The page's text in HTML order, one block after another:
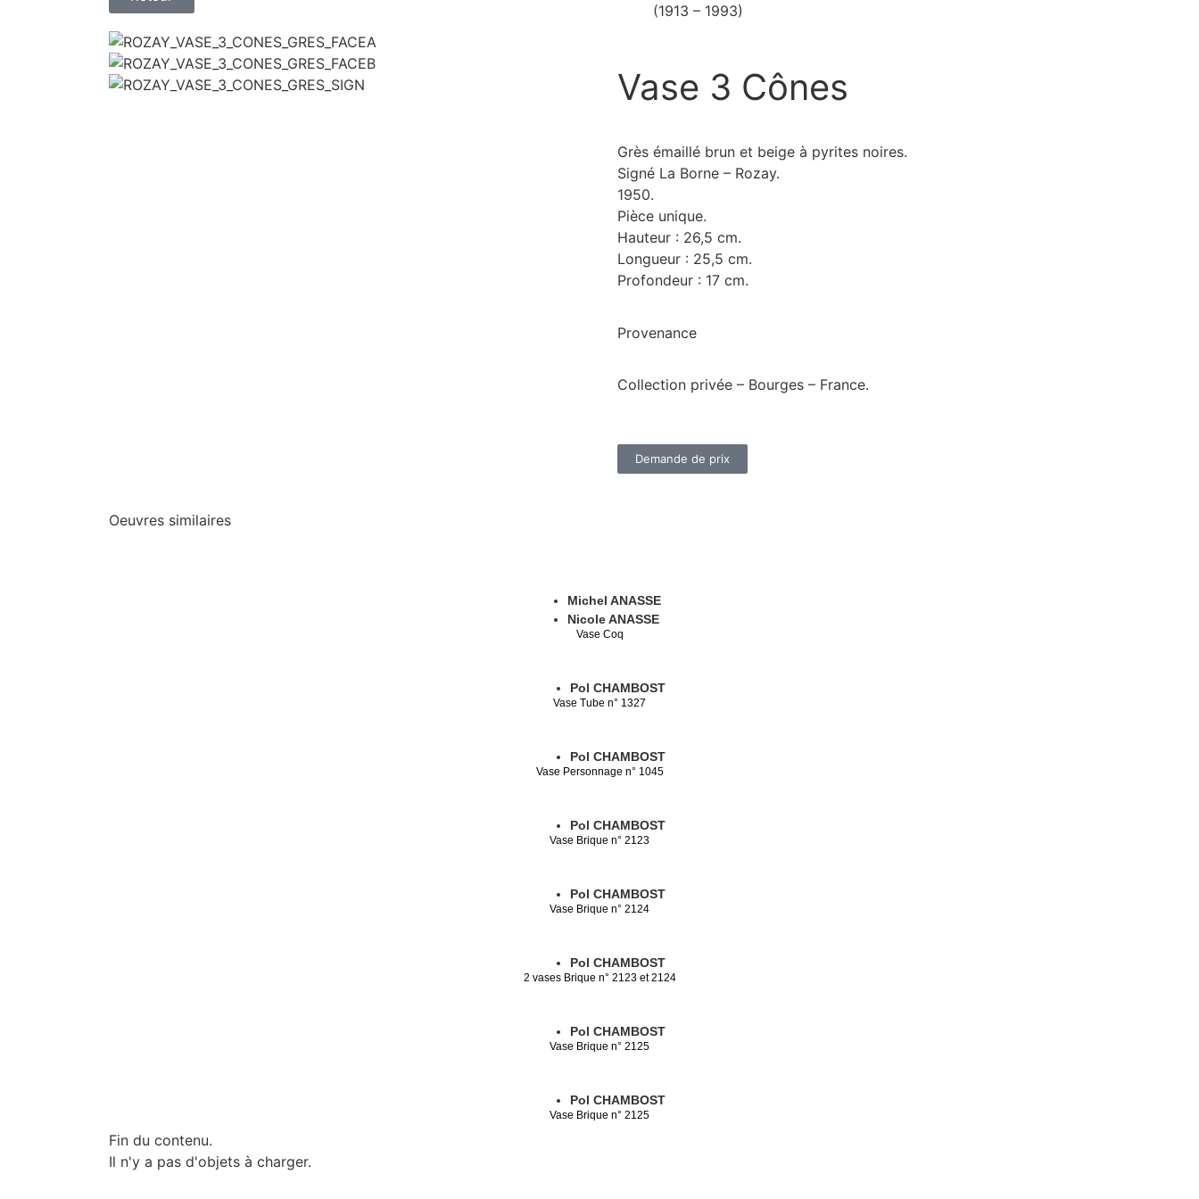
(1913 – 1993)
Vase 3 Cônes
Grès émaillé brun et beige à pyrites noires.
Signé La Borne – Rozay.
1950.
Pièce unique.
Hauteur : 26,5 cm.
Longueur : 25,5 cm.
Profondeur : 17 cm.
Provenance
Collection privée – Bourges – France.
Demande de prix
Oeuvres similaires
Michel ANASSE
Nicole ANASSE
Vase Coq
Pol CHAMBOST
Vase Tube n° 1327
Pol CHAMBOST
Vase Personnage n° 1045
Pol CHAMBOST
Vase Brique n° 2123
Pol CHAMBOST
Vase Brique n° 2124
Pol CHAMBOST
2 vases Brique n° 2123 et 2124
Pol CHAMBOST
Vase Brique n° 2125
Pol CHAMBOST
Vase Brique n° 2125
Fin du contenu.
Il n'y a pas d'objets à charger.